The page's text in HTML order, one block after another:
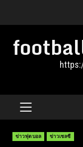
PRIMARY
ข่าวฟุตบอล ข่าวเชลซี